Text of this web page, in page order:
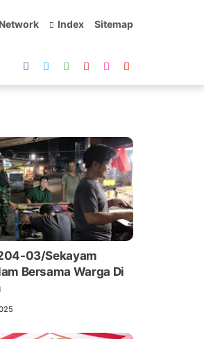
Network Index Sitemap
03/Sekayam
Bersama Warga Di